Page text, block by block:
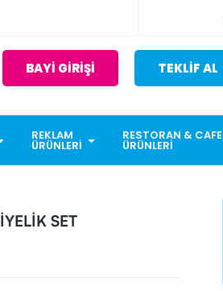
BAYİ GİRİŞİ TEKLİF AL
REKLAM
ÜRÜNLERI
RESTORAN & CAFE
ÜRÜNLERI
SET